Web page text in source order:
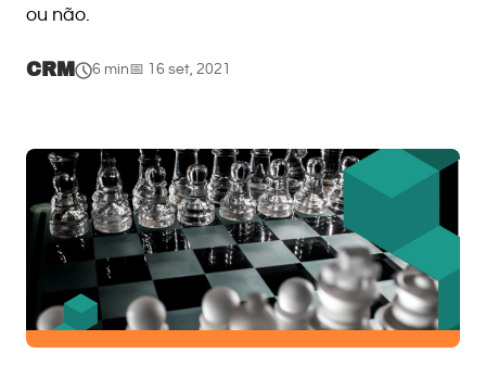
ou não.
CRM 6 min 📅 16 set, 2021